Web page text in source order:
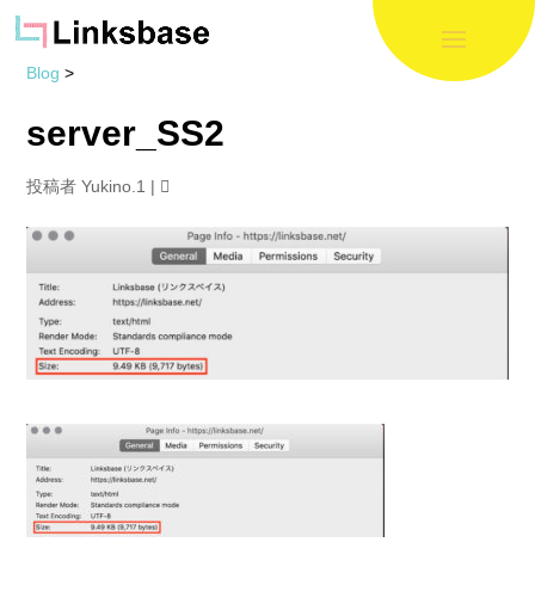
Blog >
server_SS2
投稿者Yukino.1 |